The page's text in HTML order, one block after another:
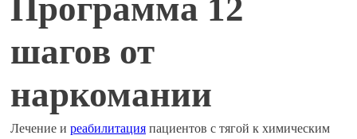
Программа 12
шагов от
наркомании
Лечение и реабилитация пациентов с тягой к химическим